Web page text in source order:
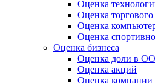
Оценка
Оценка
Оценка
Оценка
Оценка бизнеса
Оценка доли в
Оценка акций
Оценка компании